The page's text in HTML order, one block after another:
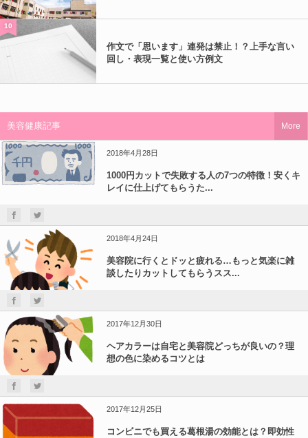
10
作文で「思います」連発は禁止！？上手な言い
回し・表現一覧と使い方例文
美容健康記事
2018年4月28日
1000円カットで失敗する人の7つの特徴！安くキ
レイに仕上げてもらうた...
2018年4月24日
美容院に行くとドッと疲れる…もっと気楽に雑
談したりカットしてもらうスス...
2017年12月30日
ヘアカラーは自宅と美容院どっちが良いの？理
想の色に染めるコツとは
2017年12月25日
コンビニでも買える葛根湯の効能とは？即効性
More